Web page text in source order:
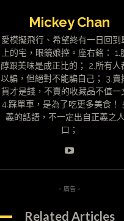
Mickey Chan
愛模擬飛行、希望終有一日回到
上的宅，眼鏡娘控。座右銘： 1.
醇跟美味是成正比的； 2.所有人
以騙，但絕對不能騙自己； 3.賣
貨才是錢，不賣的收藏品不值一
4.踩單車，是為了吃更多美食！
義的話語，不一定出自正義之
口；
- 廣告 -
Related Articles